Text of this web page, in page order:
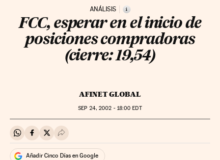
ANÁLISIS i
FCC, esperar en el inicio de
posiciones compradoras
(cierre: 19,54)
AFINET GLOBAL
SEP 24, 2002 - 18:00 EDT
Compartir en Whatsapp
Compartir en Facebook
Compartir en Twitter
Desplegar Redes Sociales
Añadir Cinco Días en Google